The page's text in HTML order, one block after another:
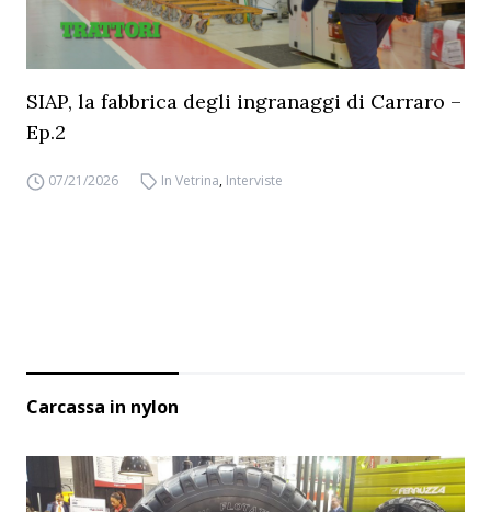
SIAP, la fabbrica degli ingranaggi di Carraro –
Ep.2
07/21/2026 In Vetrina, Interviste
Carcassa in nylon